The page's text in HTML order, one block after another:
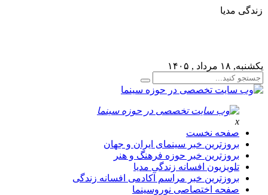
زندگی مدیا
یکشنبه, ۱۸ مرداد , ۱۴۰۵
x
صفحه نخست
بروزترین خبر سینمای ایران و جهان
بروزترین خبر حوزه فرهنگ و هنر
تلویزیون افسانه زندگی مدیا
بروزترین خبر مراسم آکادمی افسانه زندگی
صفحه اختصاصی نوروسینما